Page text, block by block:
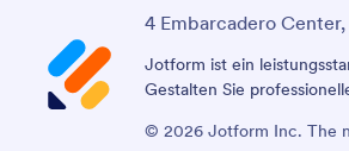
4 Embarcadero Center,
Jotform ist ein
Gestalten Sie
© 2026 Jotform Inc. The